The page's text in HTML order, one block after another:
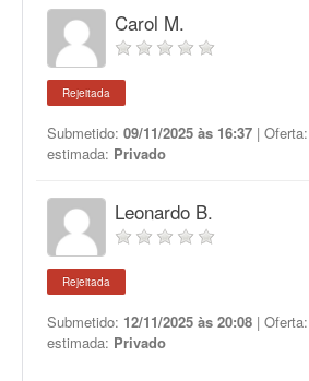
Carol M.
Rejeitada
Submetido: 09/11/2025 às 16:37 | Oferta:
estimada: Privado
Leonardo B.
Rejeitada
Submetido: 12/11/2025 às 20:08 | Oferta:
estimada: Privado